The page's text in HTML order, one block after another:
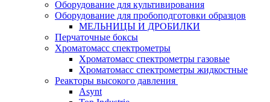
Оборудование для культивирования
Оборудование для пробоподготовки образцов
МЕЛЬНИЦЫ И ДРОБИЛКИ
Перчаточные боксы
Хроматомасс спектрометры
Хроматомасс спектрометры газовые
Хроматомасс спектрометры жидкостные
Реакторы высокого давления
Asynt